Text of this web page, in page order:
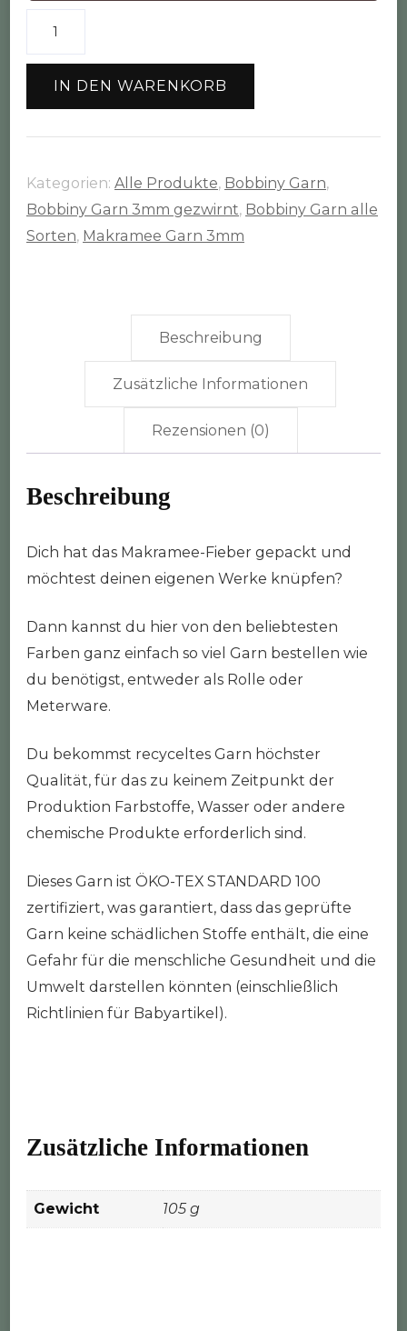
gezwirnt)
Menge
IN DEN WARENKORB
Kategorien: Alle Produkte, Bobbiny Garn,
Bobbiny Garn 3mm gezwirnt, Bobbiny Garn alle
Sorten, Makramee Garn 3mm
Beschreibung
Zusätzliche Informationen
Rezensionen (0)
Beschreibung
Dich hat das Makramee-Fieber gepackt und
möchtest deinen eigenen Werke knüpfen?
Dann kannst du hier von den beliebtesten
Farben ganz einfach so viel Garn bestellen wie
du benötigst, entweder als Rolle oder
Meterware.
Du bekommst recyceltes Garn höchster
Qualität, für das zu keinem Zeitpunkt der
Produktion Farbstoffe, Wasser oder andere
chemische Produkte erforderlich sind.
Dieses Garn ist ÖKO-TEX STANDARD 100
zertifiziert, was garantiert, dass das geprüfte
Garn keine schädlichen Stoffe enthält, die eine
Gefahr für die menschliche Gesundheit und die
Umwelt darstellen könnten (einschließlich
Richtlinien für Babyartikel).
Zusätzliche Informationen
Gewicht 105 g